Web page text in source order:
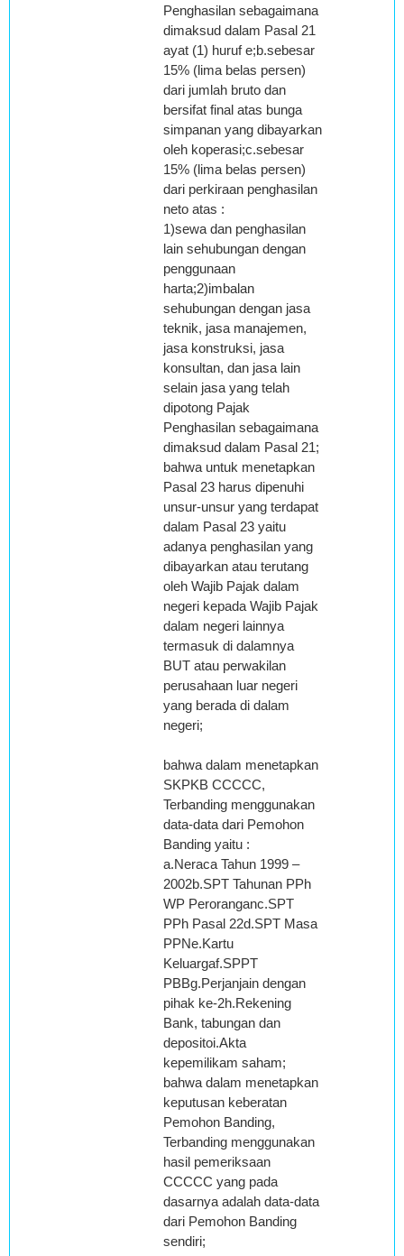
Penghasilan sebagaimana
dimaksud dalam Pasal 21
ayat (1) huruf e;b.sebesar
15% (lima belas persen)
dari jumlah bruto dan
bersifat final atas bunga
simpanan yang dibayarkan
oleh koperasi;c.sebesar
15% (lima belas persen)
dari perkiraan penghasilan
neto atas :
1)sewa dan penghasilan
lain sehubungan dengan
penggunaan
harta;2)imbalan
sehubungan dengan jasa
teknik, jasa manajemen,
jasa konstruksi, jasa
konsultan, dan jasa lain
selain jasa yang telah
dipotong Pajak
Penghasilan sebagaimana
dimaksud dalam Pasal 21;
bahwa untuk menetapkan
Pasal 23 harus dipenuhi
unsur-unsur yang terdapat
dalam Pasal 23 yaitu
adanya penghasilan yang
dibayarkan atau terutang
oleh Wajib Pajak dalam
negeri kepada Wajib Pajak
dalam negeri lainnya
termasuk di dalamnya
BUT atau perwakilan
perusahaan luar negeri
yang berada di dalam
negeri;
bahwa dalam menetapkan
SKPKB CCCCC,
Terbanding menggunakan
data-data dari Pemohon
Banding yaitu :
a.Neraca Tahun 1999 –
2002b.SPT Tahunan PPh
WP Peroranganc.SPT
PPh Pasal 22d.SPT Masa
PPNe.Kartu
Keluargaf.SPPT
PBBg.Perjanjain dengan
pihak ke-2h.Rekening
Bank, tabungan dan
depositoi.Akta
kepemilikam saham;
bahwa dalam menetapkan
keputusan keberatan
Pemohon Banding,
Terbanding menggunakan
hasil pemeriksaan
CCCCC yang pada
dasarnya adalah data-data
dari Pemohon Banding
sendiri;